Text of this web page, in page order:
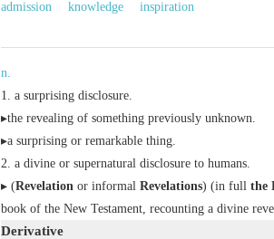
admission
knowledge
inspiration
n.
a surprising disclosure.
▸the revealing of something previously unknown.
▸a surprising or remarkable thing.
a divine or supernatural disclosure to humans.
▸ (Revelation or informal Revelations) (in full the
book of the New Testament, recounting a divine
Derivative